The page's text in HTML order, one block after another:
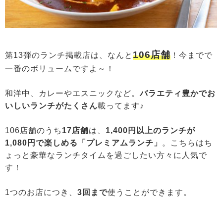
第13弾のランチ掲載店は、なんと 106店舗 ！今までで
一番のボリュームですよ～！
和洋中、カレーやエスニックなど。バラエティ豊かでお
いしいランチがたくさん載ってます♪
106店舗のうち 17店舗は、 1,400円以上のランチが
1,080円で楽しめる「プレミアムランチ」
。こちらはち
ょっと豪華なランチタイムを過ごしたい方々に人気で
す！
1つのお店につき、 3回まで使うことができます。